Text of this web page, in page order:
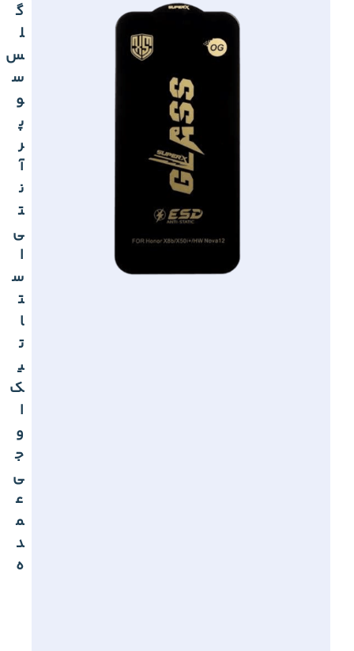
گ
ل
س
س
و
پ
ر
آ
ن
ت
ی
ا
س
ت
ا
ت
ی
ک
ا
و
ج
ی
ع
م
د
ه